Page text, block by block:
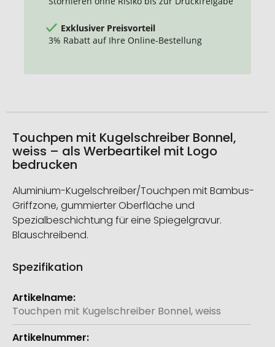
Exklusiver Preisvorteil
3% Rabatt auf Ihre Online-Bestellung
Touchpen mit Kugelschreiber Bonnel,
weiss – als Werbeartikel mit Logo
bedrucken
Aluminium-Kugelschreiber/Touchpen mit Bambus-
Griffzone, gummierter Oberfläche und
Spezialbeschichtung für eine Spiegelgravur.
Blauschreibend.
Spezifikation
Weitere
Informationen
Touchpen mit Kugelschreiber Bonnel, weiss